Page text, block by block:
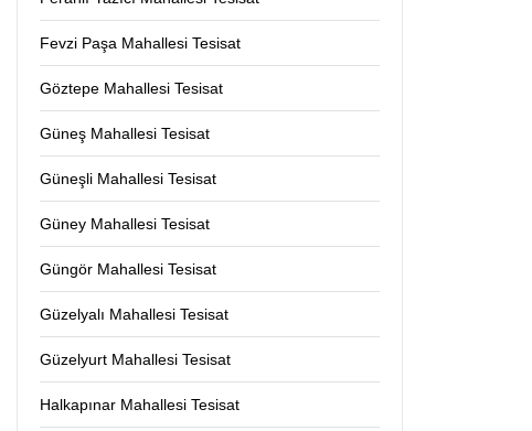
Fevzi Paşa Mahallesi Tesisat
Göztepe Mahallesi Tesisat
Güneş Mahallesi Tesisat
Güneşli Mahallesi Tesisat
Güney Mahallesi Tesisat
Güngör Mahallesi Tesisat
Güzelyalı Mahallesi Tesisat
Güzelyurt Mahallesi Tesisat
Halkapınar Mahallesi Tesisat